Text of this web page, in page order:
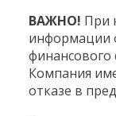
ВАЖНО! При
информации
финансового
Компания
отказе в